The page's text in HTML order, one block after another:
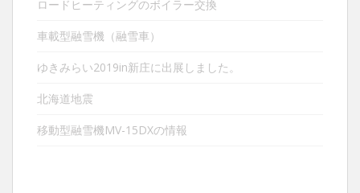
ロードヒーティングのボイラー交換
車載型融雪機（融雪車）
ゆきみらい2019in新庄に出展しました。
北海道地震
移動型融雪機MV-15DXの情報